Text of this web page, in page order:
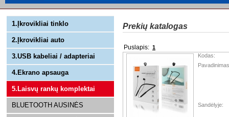
1.Įkrovikliai tinklo
2.Įkrovikliai auto
3.USB kabeliai / adapteriai
4.Ekrano apsauga
5.Laisvų rankų komplektai
BLUETOOTH AUSINĖS
Prekių katalogas
Puslapis: 1
Kodas:
Sandėlyje: